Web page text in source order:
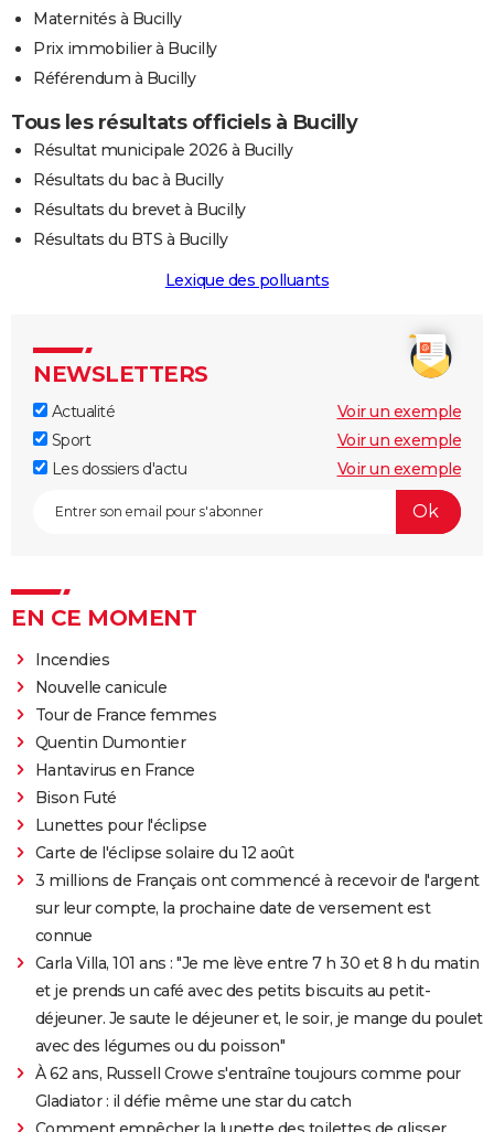
Maternités à Bucilly
Prix immobilier à Bucilly
Référendum à Bucilly
Tous les résultats officiels à Bucilly
Résultat municipale 2026 à Bucilly
Résultats du bac à Bucilly
Résultats du brevet à Bucilly
Résultats du BTS à Bucilly
Lexique des polluants
NEWSLETTERS
Actualité
Voir un exemple
Sport
Voir un exemple
Les dossiers d'actu
Voir un exemple
EN CE MOMENT
Incendies
Nouvelle canicule
Tour de France femmes
Quentin Dumontier
Hantavirus en France
Bison Futé
Lunettes pour l'éclipse
Carte de l'éclipse solaire du 12 août
3 millions de Français ont commencé à recevoir de l'argent
sur leur compte, la prochaine date de versement est
connue
Carla Villa, 101 ans : "Je me lève entre 7 h 30 et 8 h du matin
et je prends un café avec des petits biscuits au petit-
déjeuner. Je saute le déjeuner et, le soir, je mange du poulet
avec des légumes ou du poisson"
À 62 ans, Russell Crowe s'entraîne toujours comme pour
Gladiator : il défie même une star du catch